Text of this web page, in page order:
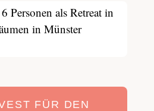
Personen als Retreat in
in Münster
FÜR DEN